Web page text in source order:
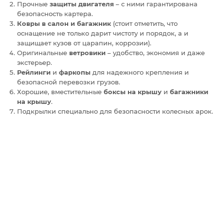
Прочные защиты двигателя – с ними гарантирована
безопасность картера.
Ковры в салон и багажник (стоит отметить, что
оснащение не только дарит чистоту и порядок, а и
защищает кузов от царапин, коррозии).
Оригинальные ветровики – удобство, экономия и даже
экстерьер.
Рейлинги и фаркопы для надежного крепления и
безопасной перевозки грузов.
Хорошие, вместительные боксы на крышу и багажники
на крышу.
Подкрылки специально для безопасности колесных арок.